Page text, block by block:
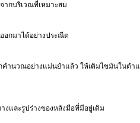
ากบริเวณที่เหมาะสม
อกมาได้อย่างประณีต
คำนวณอย่างแม่นยำแล้ว ให้เติมไขมันในตำแ
และรูปร่างของหลังมือที่มีอยู่เดิม